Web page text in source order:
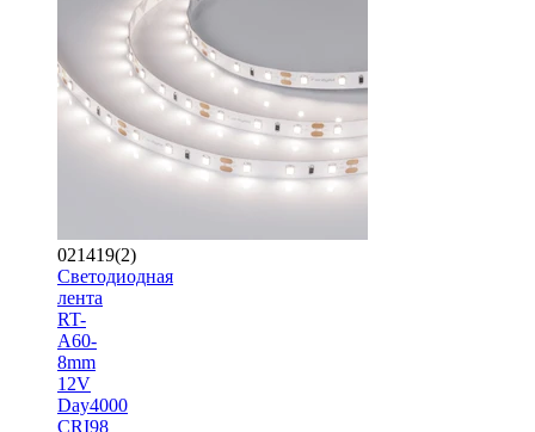
021419(2)
Светодиодная
лента
RT-
A60-
8mm
12V
Day4000
CRI98